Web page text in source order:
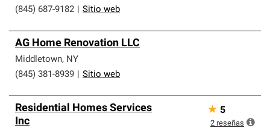
(845) 687-9182
Sitio web
AG Home Renovation LLC
Middletown, NY
(845) 381-8939
Sitio web
Residential Homes Services
Inc
★ 5
2 reseñas